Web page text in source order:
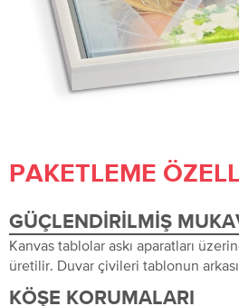
PAKETLEME
GÜÇLENDIRILMIŞ
Kanvas tablolar askı aparatları
üretilir. Duvar çivileri tablonun
KÖŞE KORUMALARI